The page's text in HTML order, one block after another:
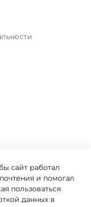
Fattakhova
сайт работал
и помогал
пользоваться
данных в